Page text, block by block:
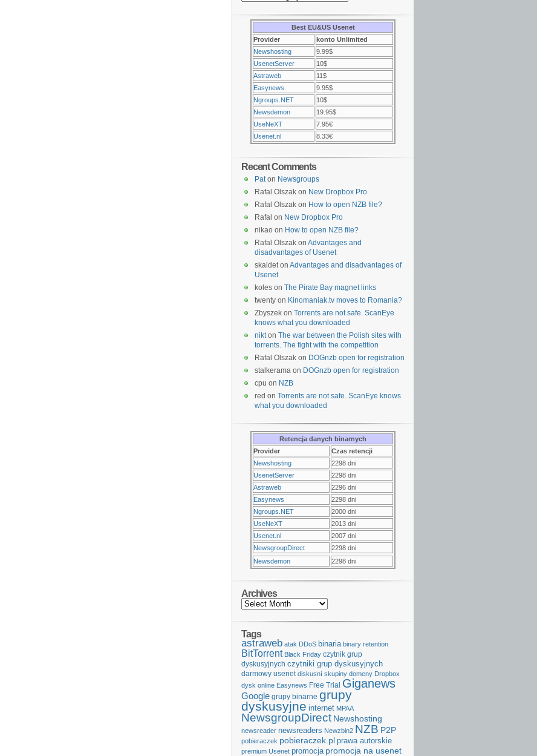
Best EU&US Usenet
Provider
konto Unlimited
Newshosting
9.99$
UsenetServer
10$
Astraweb
11$
Easynews
9.95$
Ngroups.NET
10$
Newsdemon
19.95$
UseNeXT
7.95€
Usenet.nl
8.33€
Recent Comments
Paton Newsgroups
Rafal Olszak on New Dropbox Pro
Rafal Olszak on How to open NZB file?
Rafal on New Dropbox Pro
nikao on How to open NZB file?
Rafal Olszak on Advantages and
disadvantages of Usenet
skaldet on Advantages and disadvantages of
Usenet
koles on The Pirate Bay magnet links
twenty on Kinomaniak.tv moves to Romania?
Zbyszek on Torrents are not safe. ScanEye
knows what you downloaded
nikton The war between the Polish sites with
torrents. The fight with the competition
Rafal Olszak on DOGnzb open for registration
stalkerama on DOGnzb open for registration
cpu on NZB
red on Torrents are not safe. ScanEye knows
what you downloaded
Retencja danych binarnych
Provider
Czas retencji
Newshosting
2298 dni
UsenetServer
2298 dni
Astraweb
2296 dni
Easynews
2298 dni
Ngroups.NET
2000 dni
UseNeXT
2013 dni
Usenet.nl
2007 dni
NewsgroupDirect
2298 dni
Newsdemon
2298 dni
Archives
Tags
astraweb atak DDoS binaria binary retention
BitTorrent Black Friday czytnik grup
dyskusyjnych czytniki grup dyskusyjnych
darmowy usenet diskusní skupiny domeny Dropbox
dysk online Easynews Free Trial Giganews
Google grupy binarne grupy
dyskusyjne internet MPAA
NewsgroupDirect Newshosting
newsreader newsreaders Newzbin2 NZB P2P
pobieraczek pobieraczek.pl prawa autorskie
premium Usenet promocja promocja na usenet